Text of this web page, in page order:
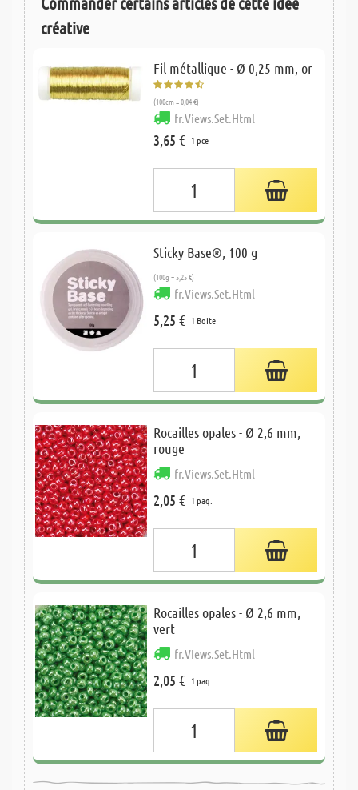
créative
Fil métallique - Ø 0,25 mm, or
(100cm = 0,04 €)
fr.Views.Set.Html
3,65 € 1 pce
Sticky Base®, 100 g
(100g = 5,25 €)
fr.Views.Set.Html
5,25 € 1 Boite
Rocailles opales - Ø 2,6 mm,
rouge
fr.Views.Set.Html
2,05 € 1 paq.
Rocailles opales - Ø 2,6 mm,
vert
fr.Views.Set.Html
2,05 € 1 paq.